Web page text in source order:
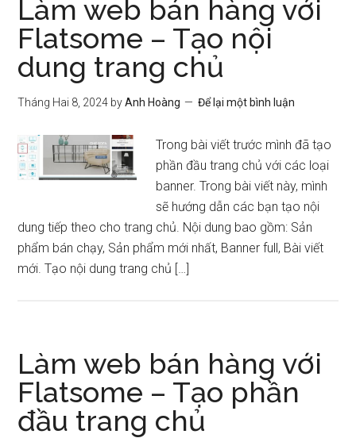
Làm web bán hàng với
Flatsome – Tạo nội
dung trang chủ
Tháng Hai 8, 2024 byAnh Hoàng Để lại một bình luận
Trong bài viết trước mình đã tạo
phần đầu trang chủ với các loại
banner. Trong bài viết này, mình
sẽ hướng dẫn các bạn tạo nội
dung tiếp theo cho trang chủ. Nội dung bao gồm: Sản
phẩm bán chạy, Sản phẩm mới nhất, Banner full, Bài viết
mới. Tạo nội dung trang chủ […]
Làm web bán hàng với
Flatsome – Tạo phần
đầu trang chủ